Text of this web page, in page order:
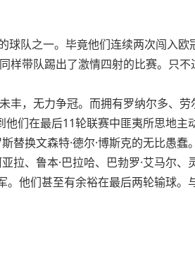
球队之一。毕竟他们连续两次闯入
样带队踢出了激情四射的比赛。只
丰，无力争冠。而拥有罗纳尔多、
们在最后11轮联赛中匪夷所思地
替换文森特·德尔·博斯克的无比愚蠢。
拉、鲁本·巴拉哈、巴勃罗·艾马尔
。他们甚至有余裕在最后两轮输球